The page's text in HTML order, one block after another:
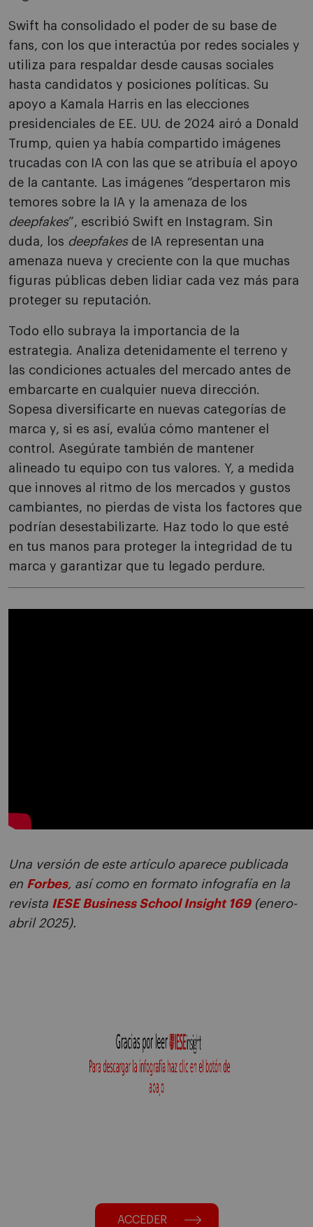
Swift ha consolidado el poder de su base de
fans, con los que interactúa por redes sociales y
utiliza para respaldar desde causas sociales
hasta candidatos y posiciones políticas. Su
apoyo a Kamala Harris en las elecciones
presidenciales de EE. UU. de 2024 airó a Donald
Trump, quien ya había compartido imágenes
trucadas con IA con las que se atribuía el apoyo
de la cantante. Las imágenes “despertaron mis
temores sobre la IA y la amenaza de los
deepfakes”, escribió Swift en Instagram. Sin
duda, los deepfakesde IA representan una
amenaza nueva y creciente con la que muchas
figuras públicas deben lidiar cada vez más para
proteger su reputación.
Todo ello subraya la importancia de la
estrategia. Analiza detenidamente el terreno y
las condiciones actuales del mercado antes de
embarcarte en cualquier nueva dirección.
Sopesa diversificarte en nuevas categorías de
marca y, si es así, evalúa cómo mantener el
control. Asegúrate también de mantener
alineado tu equipo con tus valores. Y, a medida
que innoves al ritmo de los mercados y gustos
cambiantes, no pierdas de vista los factores que
podrían desestabilizarte. Haz todo lo que esté
en tus manos para proteger la integridad de tu
marca y garantizar que tu legado perdure.
Una versión de este artículo aparece publicada
en Forbes, así como en formato infografía en la
revista IESE Business School Insight 169(enero-
abril 2025).
ACCEDER